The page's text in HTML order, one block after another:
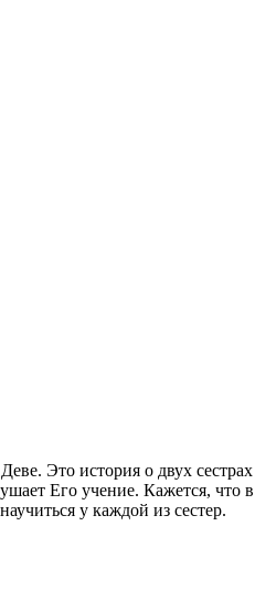
Это история о двух
Его учение. Кажется,
у каждой из сестер.